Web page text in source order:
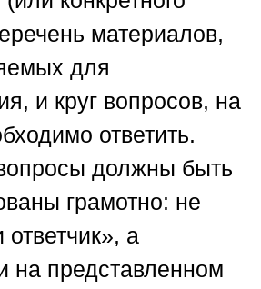
материалов,
для
и круг вопросов, на
ответить.
должны быть
грамотно: не
а
на представленном